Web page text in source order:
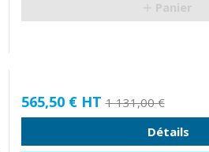
Panier
565,50 € HT 1 131,00 €
Détails